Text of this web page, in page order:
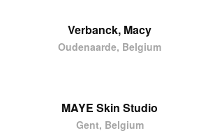
Verbanck, Macy
Oudenaarde, Belgium
MAYE Skin Studio
Gent, Belgium